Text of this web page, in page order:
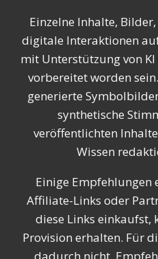
Einzelne Inhalte,
digitale Interaktionen
mit Unterstützung von
vorbereitet worden
generierte
synthetische
veröffentlichten
Wissen
Einige Empfehlungen
Affiliate-Links oder
diese Links einkaufst,
Provision erhalten. Für